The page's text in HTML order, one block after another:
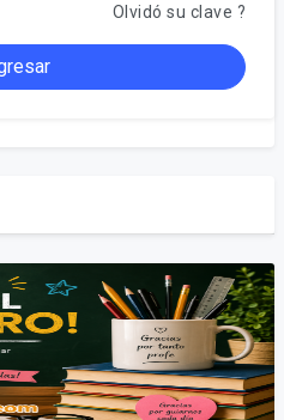
Olvidó su clave ?